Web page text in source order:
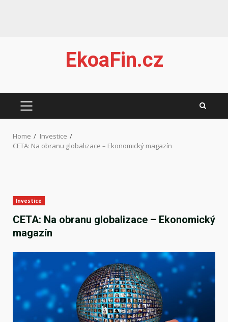
EkoaFin.cz
PRIMARY
Home
Investice
CETA: Na obranu globalizace – Ekonomický magazín
Investice
CETA: Na obranu globalizace – Ekonomický
magazín